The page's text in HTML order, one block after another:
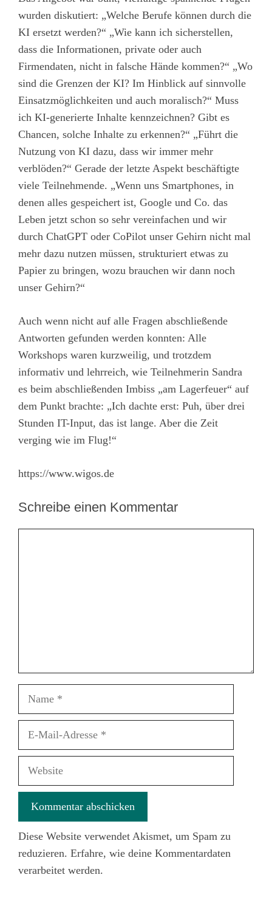
wurden diskutiert: „Welche Berufe können durch die
KI ersetzt werden?“ „Wie kann ich sicherstellen,
dass die Informationen, private oder auch
Firmendaten, nicht in falsche Hände kommen?“ „Wo
sind die Grenzen der KI? Im Hinblick auf sinnvolle
Einsatzmöglichkeiten und auch moralisch?“ Muss
ich KI-generierte Inhalte kennzeichnen? Gibt es
Chancen, solche Inhalte zu erkennen?“ „Führt die
Nutzung von KI dazu, dass wir immer mehr
verblöden?“ Gerade der letzte Aspekt beschäftigte
viele Teilnehmende. „Wenn uns Smartphones, in
denen alles gespeichert ist, Google und Co. das
Leben jetzt schon so sehr vereinfachen und wir
durch ChatGPT oder CoPilot unser Gehirn nicht mal
mehr dazu nutzen müssen, strukturiert etwas zu
Papier zu bringen, wozu brauchen wir dann noch
unser Gehirn?“
Auch wenn nicht auf alle Fragen abschließende
Antworten gefunden werden konnten: Alle
Workshops waren kurzweilig, und trotzdem
informativ und lehrreich, wie Teilnehmerin Sandra
es beim abschließenden Imbiss „am Lagerfeuer“ auf
dem Punkt brachte: „Ich dachte erst: Puh, über drei
Stunden IT-Input, das ist lange. Aber die Zeit
verging wie im Flug!“
https://www.wigos.de
Schreibe einen Kommentar
Name
Website
Diese Website verwendet Akismet, um Spam zu
reduzieren. Erfahre, wie deine Kommentardaten
verarbeitet werden.